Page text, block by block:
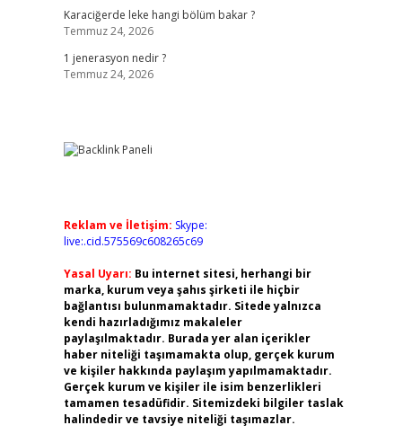
Karaciğerde leke hangi bölüm bakar ?
Temmuz 24, 2026
1 jenerasyon nedir ?
Temmuz 24, 2026
Reklam ve İletişim: Skype:
live:.cid.575569c608265c69
Yasal Uyarı: Bu internet sitesi, herhangi bir
marka, kurum veya şahıs şirketi ile hiçbir
bağlantısı bulunmamaktadır. Sitede yalnızca
kendi hazırladığımız makaleler
paylaşılmaktadır. Burada yer alan içerikler
haber niteliği taşımamakta olup, gerçek kurum
ve kişiler hakkında paylaşım yapılmamaktadır.
Gerçek kurum ve kişiler ile isim benzerlikleri
tamamen tesadüfidir. Sitemizdeki bilgiler taslak
halindedir ve tavsiye niteliği taşımazlar.